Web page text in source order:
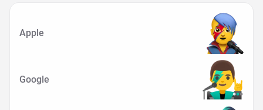
Apple
Google